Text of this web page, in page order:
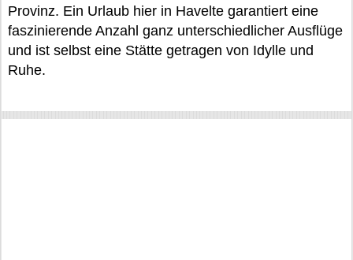
Provinz. Ein Urlaub hier in Havelte garantiert eine
faszinierende Anzahl ganz unterschiedlicher Ausflüge
und ist selbst eine Stätte getragen von Idylle und
Ruhe.